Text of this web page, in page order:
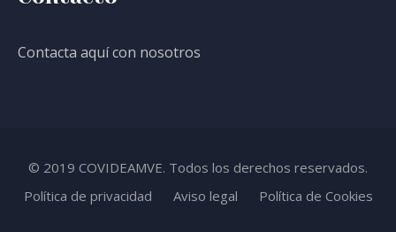
Contacta aquí con nosotros
© 2019 COVIDEAMVE. Todos los derechos reservados.
Política de privacidad
Aviso legal Política de Cookies